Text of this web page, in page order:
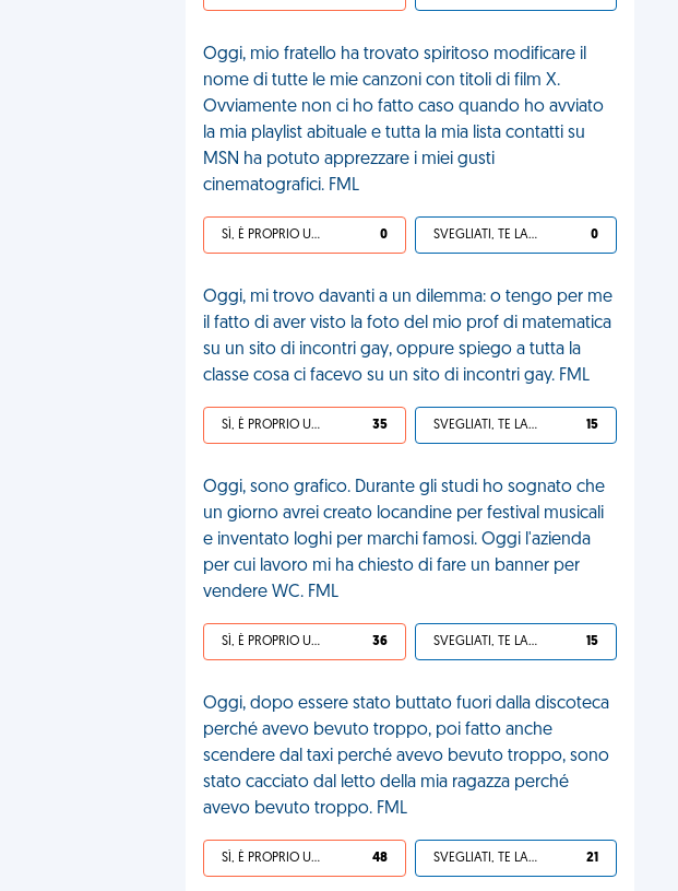
Oggi, mio fratello ha trovato spiritoso modificare il
nome di tutte le mie canzoni con titoli di film X.
Ovviamente non ci ho fatto caso quando ho avviato
la mia playlist abituale e tutta la mia lista contatti su
MSN ha potuto apprezzare i miei gusti
cinematografici. FML
SÌ, È PROPRIO UNA VDM! 0 SVEGLIATI, TE LA SEI CERCATA! 0
Oggi, mi trovo davanti a un dilemma: o tengo per me
il fatto di aver visto la foto del mio prof di matematica
su un sito di incontri gay, oppure spiego a tutta la
classe cosa ci facevo su un sito di incontri gay. FML
SÌ, È PROPRIO UNA VDM! 35 SVEGLIATI, TE LA SEI CERCATA! 15
Oggi, sono grafico. Durante gli studi ho sognato che
un giorno avrei creato locandine per festival musicali
e inventato loghi per marchi famosi. Oggi l'azienda
per cui lavoro mi ha chiesto di fare un banner per
vendere WC. FML
SÌ, È PROPRIO UNA VDM! 36 SVEGLIATI, TE LA SEI CERCATA! 15
Oggi, dopo essere stato buttato fuori dalla discoteca
perché avevo bevuto troppo, poi fatto anche
scendere dal taxi perché avevo bevuto troppo, sono
stato cacciato dal letto della mia ragazza perché
avevo bevuto troppo. FML
SÌ, È PROPRIO UNA VDM! 48 SVEGLIATI, TE LA SEI CERCATA! 21